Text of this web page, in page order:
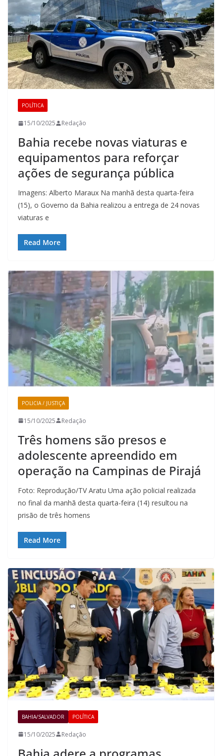
POLÍTICA
15/10/2025 Redação
Bahia recebe novas viaturas e
equipamentos para reforçar
ações de segurança pública
Imagens: Alberto Maraux Na manhã desta quarta-feira
(15), o Governo da Bahia realizou a entrega de 24 novas
viaturas e
Read More
POLICIA / JUSTIÇA
15/10/2025 Redação
Três homens são presos e
adolescente apreendido em
operação na Campinas de Pirajá
Foto: Reprodução/TV Aratu Uma ação policial realizada
no final da manhã desta quarta-feira (14) resultou na
prisão de três homens
Read More
BAHIA/SALVADOR POLÍTICA
15/10/2025 Redação